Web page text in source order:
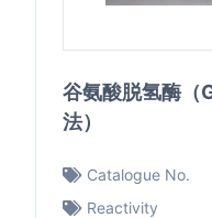
谷氨酸脱氢酶（
法）
Catalogue No.
Reactivity